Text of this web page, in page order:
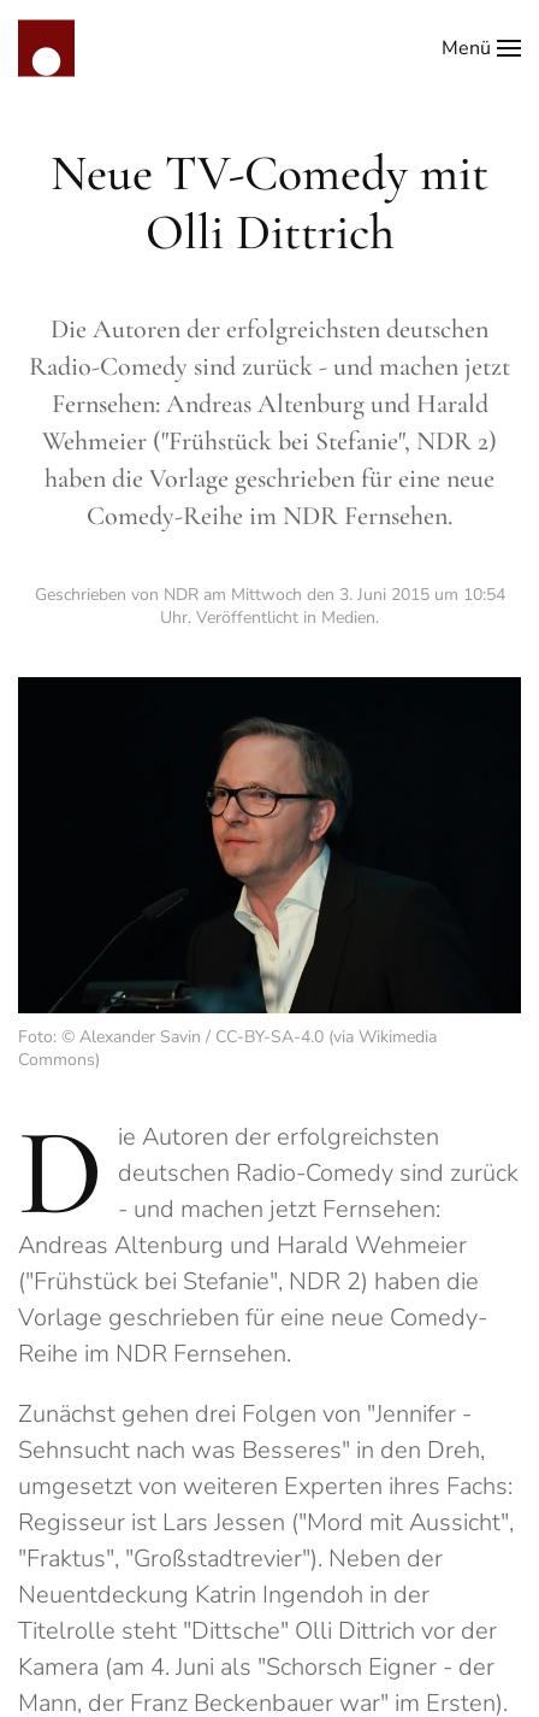
Zum Hauptinhalt springen
Menü
Neue TV-Comedy mit
Olli Dittrich
Die Autoren der erfolgreichsten deutschen
Radio-Comedy sind zurück - und machen jetzt
Fernsehen: Andreas Altenburg und Harald
Wehmeier ("Frühstück bei Stefanie", NDR 2)
haben die Vorlage geschrieben für eine neue
Comedy-Reihe im NDR Fernsehen.
Geschrieben von NDR am Mittwoch den 3. Juni 2015 um 10:54
Uhr. Veröffentlicht in Medien.
Foto: © Alexander Savin / CC-BY-SA-4.0 (via Wikimedia
Commons)
D
ie Autoren der erfolgreichsten
deutschen Radio-Comedy sind zurück
- und machen jetzt Fernsehen:
Andreas Altenburg und Harald Wehmeier
("Frühstück bei Stefanie", NDR 2) haben die
Vorlage geschrieben für eine neue Comedy-
Reihe im NDR Fernsehen.
Zunächst gehen drei Folgen von "Jennifer -
Sehnsucht nach was Besseres" in den Dreh,
umgesetzt von weiteren Experten ihres Fachs:
Regisseur ist Lars Jessen ("Mord mit Aussicht",
"Fraktus", "Großstadtrevier"). Neben der
Neuentdeckung Katrin Ingendoh in der
Titelrolle steht "Dittsche" Olli Dittrich vor der
Kamera (am 4. Juni als "Schorsch Eigner - der
Mann, der Franz Beckenbauer war" im Ersten).